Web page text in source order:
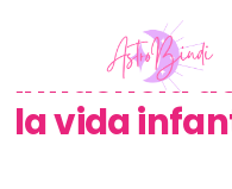
Carta
influencia
la vida